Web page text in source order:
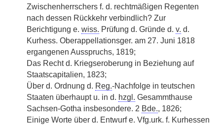
Zwischenherrschers f. d. rechtmäßigen Regenten
nach dessen Rückkehr verbindlich? Zur
Berichtigung e. wiss. Prüfung d. Gründe d. v. d.
Kurhess. Oberappellationsger. am 27. Juni 1818
ergangenen Ausspruchs, 1819;
Das Recht d. Kriegseroberung in Beziehung auf
Staatscapitalien, 1823;
Über d. Ordnung d. Reg.-Nachfolge in teutschen
Staaten überhaupt u. in d. hzgl. Gesammthause
Sachsen-Gotha insbesondere. 2 Bde., 1826;
Einige Worte über d. Entwurf e. Vfg.urk. f. Kurhessen